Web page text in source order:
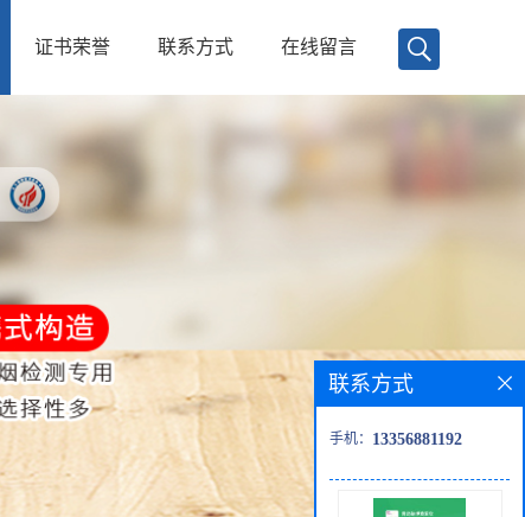
证书荣誉 联系方式 在线留言
联系方式
手机： 13356881192